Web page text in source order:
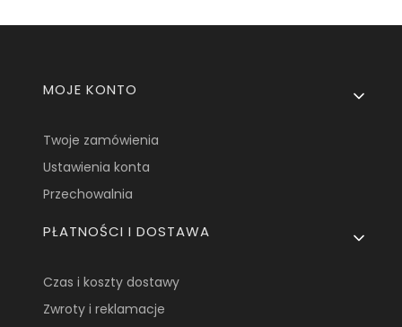
Linki w stopce
MOJE KONTO
Twoje zamówienia
Ustawienia konta
Przechowalnia
PŁATNOŚCI I DOSTAWA
Czas i koszty dostawy
Zwroty i reklamacje